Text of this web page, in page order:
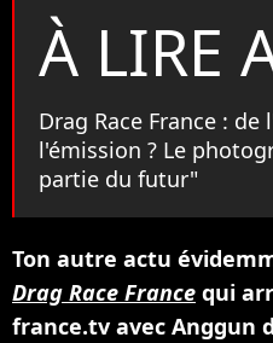
À LIRE
Drag Race France :
l'émission ? Le
partie du futur"
Ton autre actu
Drag Race France qui
france.tv avec Anggun